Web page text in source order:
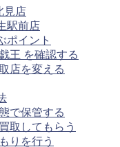
見店
駅前店
ポイント
王 を確認する
店を変える
で保管する
取してもらう
りを行う